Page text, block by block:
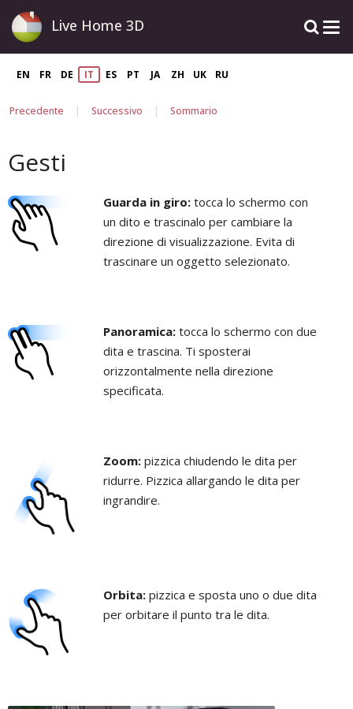
Live Home 3D
EN FR DE IT ES PT JA ZH UK RU
Precedente | Successivo | Sommario
Gesti
Guarda in giro: tocca lo schermo con
un dito e trascinalo per cambiare la
direzione di visualizzazione. Evita di
trascinare un oggetto selezionato.
Panoramica: tocca lo schermo con due
dita e trascina. Ti sposterai
orizzontalmente nella direzione
specificata.
Zoom: pizzica chiudendo le dita per
ridurre. Pizzica allargando le dita per
ingrandire.
Orbita: pizzica e sposta uno o due dita
per orbitare il punto tra le dita.